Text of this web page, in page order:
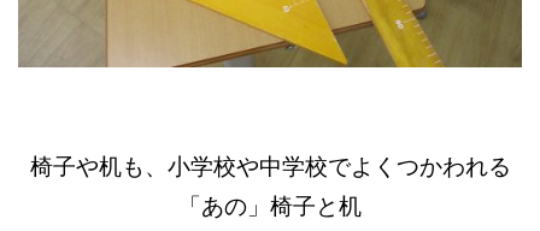
椅子や机も、小学校や中学校でよくつかわれる
「あの」椅子と机